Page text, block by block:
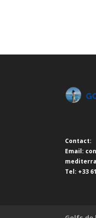
Contact:
Email:
Tel: +33